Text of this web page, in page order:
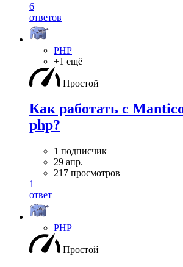
6
ответов
PHP
+1 ещё
Простой
Как работать с
php?
1 подписчик
29 апр.
217 просмотров
1
ответ
PHP
Простой